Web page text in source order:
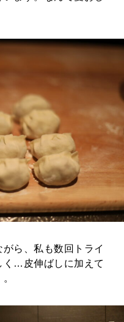
ら、私も数回トライ
く…皮伸ばしに加えて